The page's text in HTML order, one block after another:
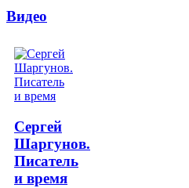
Видео
Сергей
Шаргунов.
Писатель
и время